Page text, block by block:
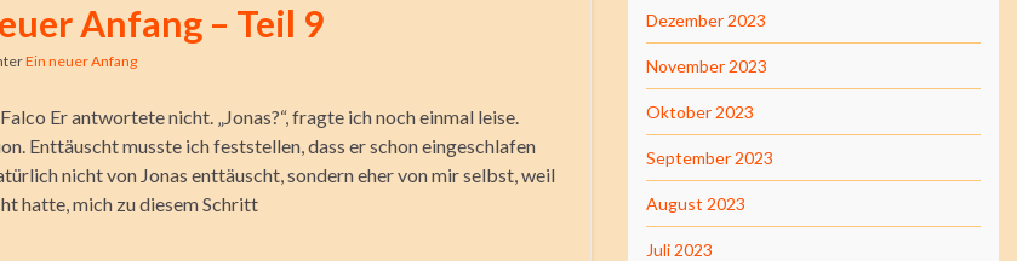
Anfang – Teil 9
Ein neuer Anfang
Er antwortete nicht. „Jonas?“, fragte ich noch einmal leise.
Enttäuscht musste ich feststellen, dass er schon eingeschlafen
nicht von Jonas enttäuscht, sondern eher von mir selbst, weil
hatte, mich zu diesem Schritt
Dezember 2023
November 2023
Oktober 2023
September 2023
August 2023
Juli 2023